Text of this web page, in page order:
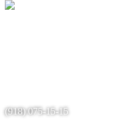
(918) 075-15-15